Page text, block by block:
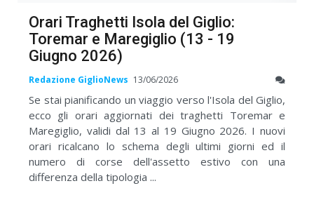
Orari Traghetti Isola del Giglio:
Toremar e Maregiglio (13 - 19
Giugno 2026)
Redazione GiglioNews 13/06/2026
Se stai pianificando un viaggio verso l'Isola del Giglio,
ecco gli orari aggiornati dei traghetti Toremar e
Maregiglio, validi dal 13 al 19 Giugno 2026. I nuovi
orari ricalcano lo schema degli ultimi giorni ed il
numero di corse dell'assetto estivo con una
differenza della tipologia ...